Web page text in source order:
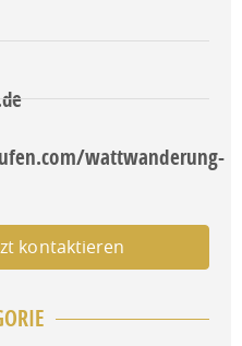
wattwanderung-
kontaktieren